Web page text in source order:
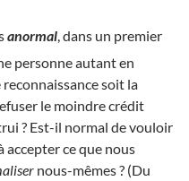
anormal , dans un premier
personne autant en
soit la
le moindre crédit
? Est-il normal de vouloir
accepter ce que nous
nous-mêmes ? (Du